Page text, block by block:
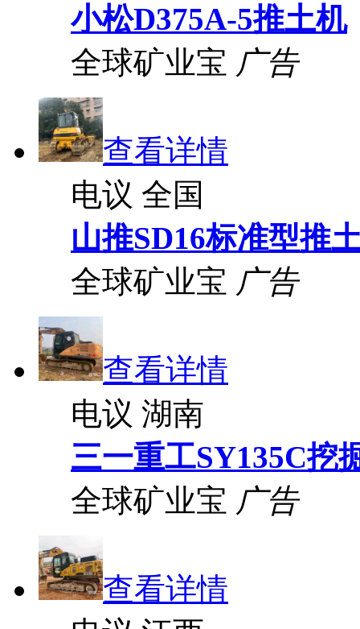
小松D375A-5推土机
全球矿业宝 广告
查看详情
电议 全国
山推SD16标准型推
全球矿业宝 广告
查看详情
电议 湖南
三一重工SY135C挖
全球矿业宝 广告
查看详情